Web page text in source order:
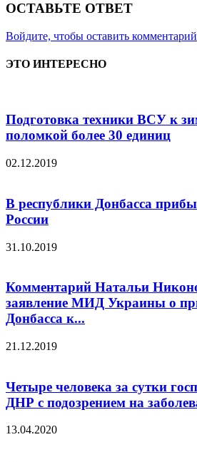
ОСТАВЬТЕ ОТВЕТ
Войдите, чтобы оставить комментарий
ЭТО ИНТЕРЕСНО
Подготовка техники ВСУ к
поломкой более 30 единиц
02.12.2019
В республики Донбасса
России
31.10.2019
Комментарий Натальи
заявление МИД Украины о
Донбасса к...
21.12.2019
Четыре человека за сутки
ДНР с подозрением на
13.04.2020